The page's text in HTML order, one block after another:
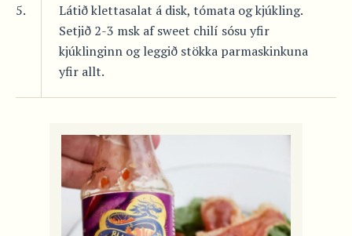
5.
Látið klettasalat á disk, tómata og kjúkling.
Setjið 2-3 msk af sweet chilí sósu yfir
kjúklinginn og leggið stökka parmaskinkuna
yfir allt.